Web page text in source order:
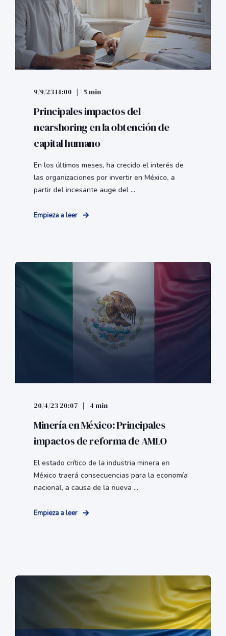
9/9/23 14:00 5 min
Principales impactos del
nearshoring en la obtención de
capital humano
En los últimos meses, ha crecido el interés de
las organizaciones por invertir en México, a
partir del incesante auge del ...
Empieza a leer
20/4/23 20:07 4 min
Minería en México: Principales
impactos de reforma de AMLO
El estado crítico de la industria minera en
México traerá consecuencias para la economía
nacional, a causa de la nueva ...
Empieza a leer